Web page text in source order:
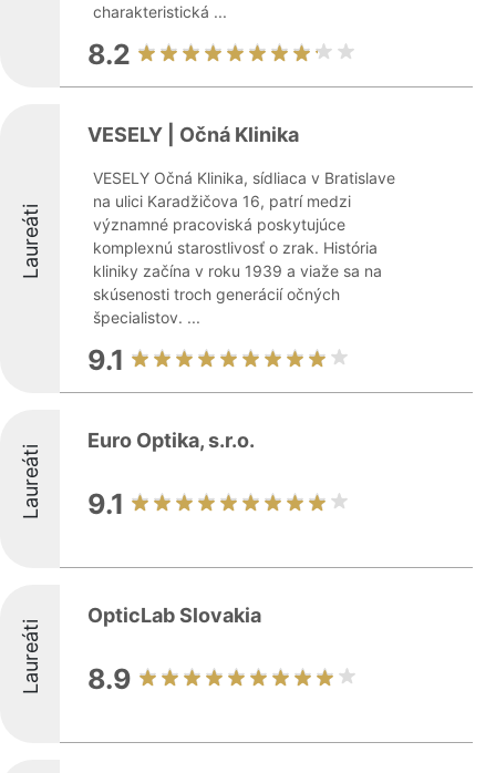
charakteristická ...
8.2
Laureáti
VESELY | Očná Klinika
VESELY Očná Klinika, sídliaca v Bratislave
na ulici Karadžičova 16, patrí medzi
významné pracoviská poskytujúce
komplexnú starostlivosť o zrak. História
kliniky začína v roku 1939 a viaže sa na
skúsenosti troch generácií očných
špecialistov. ...
9.1
Laureáti
Euro Optika, s.r.o.
9.1
Laureáti
OpticLab Slovakia
8.9